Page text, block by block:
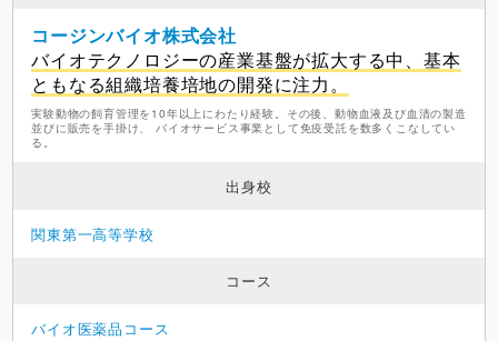
コージンバイオ株式会社
バイオテクノロジーの産業基盤が拡大する中、基本
ともなる組織培養培地の開発に注力。
実験動物の飼育管理を10年以上にわたり経験。その後、動物血液及び血清の製造
並びに販売を手掛け、 バイオサービス事業として免疫受託を数多くこなしてい
る。
出身校
関東第一高等学校
コース
バイオ医薬品コース